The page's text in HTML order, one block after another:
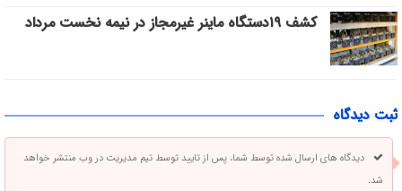
کشف ۱۹دستگاه ماینر غیرمجاز در نیمه نخست مرداد
ثبت دیدگاه
دیدگاه های ارسال شده توسط شما، پس از تایید توسط تیم مدیریت در وب منتشر خواهد
شد.